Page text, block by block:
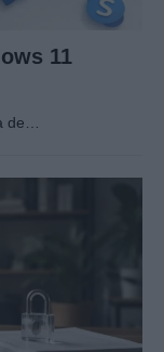
11
de…